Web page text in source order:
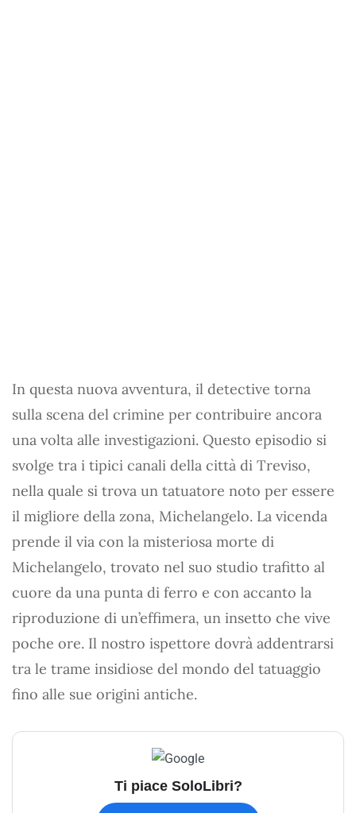
In questa nuova avventura, il detective torna
sulla scena del crimine per contribuire ancora
una volta alle investigazioni. Questo episodio si
svolge tra i tipici canali della città di Treviso,
nella quale si trova un tatuatore noto per essere
il migliore della zona, Michelangelo. La vicenda
prende il via con la misteriosa morte di
Michelangelo, trovato nel suo studio trafitto al
cuore da una punta di ferro e con accanto la
riproduzione di un’effimera, un insetto che vive
poche ore. Il nostro ispettore dovrà addentrarsi
tra le trame insidiose del mondo del tatuaggio
fino alle sue origini antiche.
Ti piace SoloLibri?